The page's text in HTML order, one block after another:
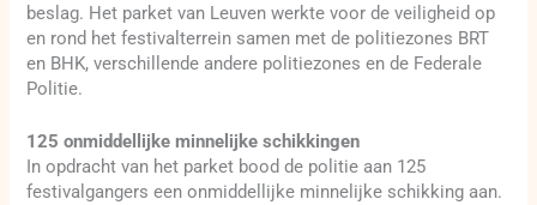
beslag. Het parket van Leuven werkte voor de veiligheid op
en rond het festivalterrein samen met de politiezones BRT
en BHK, verschillende andere politiezones en de Federale
Politie.
125 onmiddellijke minnelijke schikkingen
In opdracht van het parket bood de politie aan 125
festivalgangers een onmiddellijke minnelijke schikking aan.